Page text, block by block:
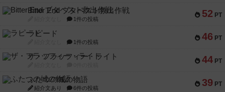
52 PT
Bitter End ブタペスト救出作戦
1件の投稿
46 PT
ラピード
1件の投稿
44 PT
ザ・フラッフィー・ライト
39 PT
ふたつの城の物語
紹介文あり 6件の投稿